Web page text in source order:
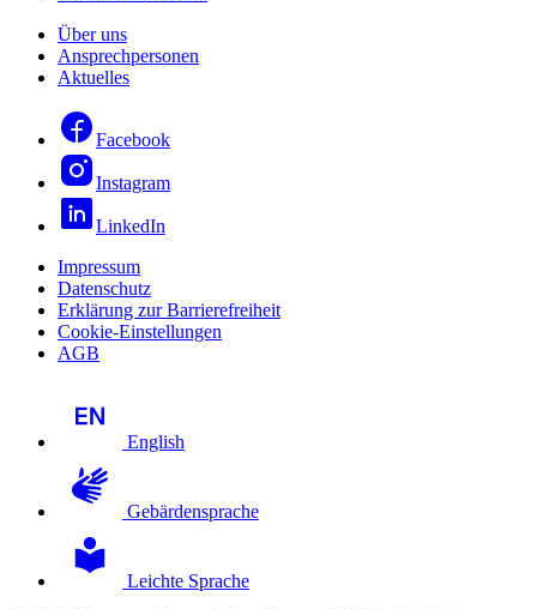
Über uns
Ansprechpersonen
Aktuelles
Facebook
Instagram
LinkedIn
Impressum
Datenschutz
Erklärung zur Barrierefreiheit
Cookie-Einstellungen
AGB
English
Gebärdensprache
Leichte Sprache